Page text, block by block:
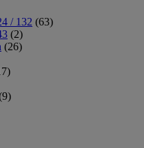
/ 132 (63)
(2)
(26)